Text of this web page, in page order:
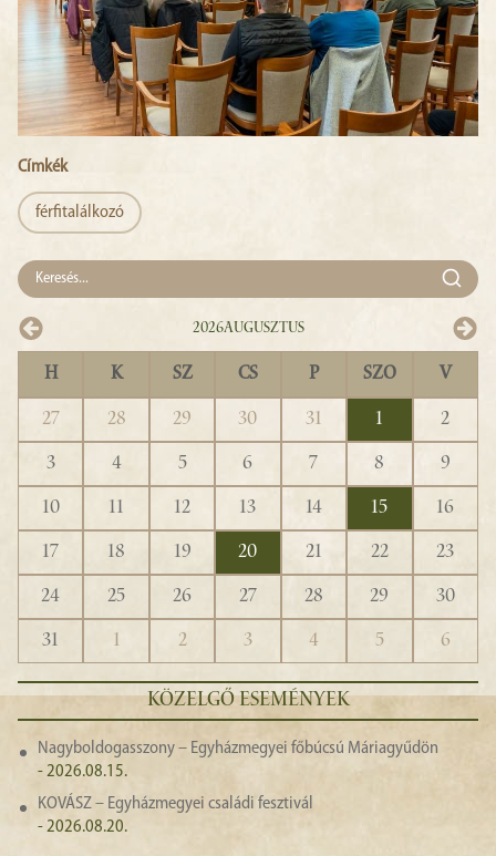
Címkék
férfitalálkozó
2026Augusztus
H K SZ CS P SZO V
27 28 29 30 31 1
2
3
4 5 6 7 8
9
10
11 12 13 14 15
16
17
18 19 20 21 22
23
24
25 26 27 28 29
30
31
1 2 3 4 5 6
KÖZELGŐ ESEMÉNYEK
Nagyboldogasszony – Egyházmegyei főbúcsú Máriagyűdön
- 2026.08.15.
KOVÁSZ – Egyházmegyei családi fesztivál
- 2026.08.20.